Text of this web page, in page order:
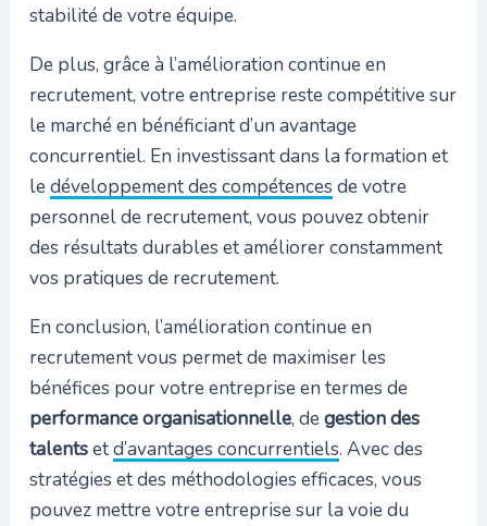
stabilité de votre équipe.
De plus, grâce à l’amélioration continue en
recrutement, votre entreprise reste compétitive sur
le marché en bénéficiant d’un avantage
concurrentiel. En investissant dans la formation et
ledéveloppement des compétences de votre
personnel de recrutement, vous pouvez obtenir
des résultats durables et améliorer constamment
vos pratiques de recrutement.
En conclusion, l’amélioration continue en
recrutement vous permet de maximiser les
bénéfices pour votre entreprise en termes de
performance organisationnelle, degestion des
talentsetd’avantages concurrentiels. Avec des
stratégies et des méthodologies efficaces, vous
pouvez mettre votre entreprise sur la voie du